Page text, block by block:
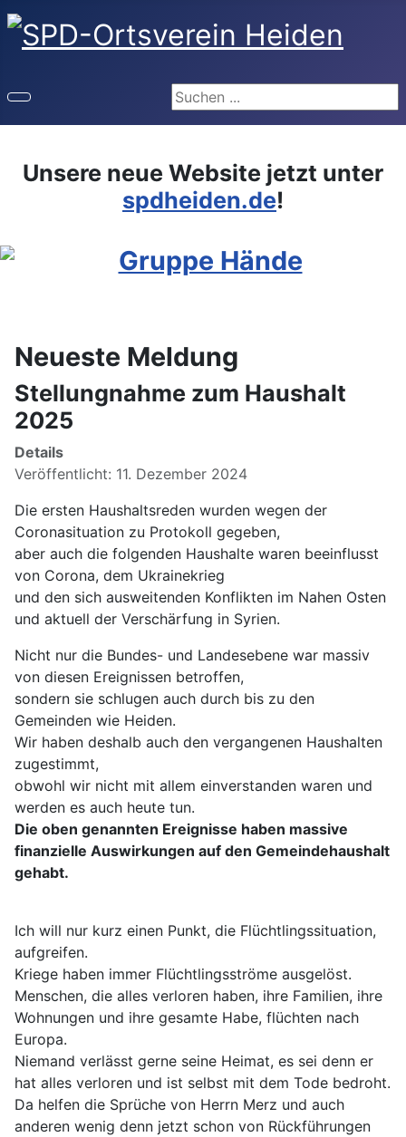
Suchen
Unsere neue Website jetzt unter
spdheiden.de!
Neueste Meldung
Stellungnahme zum Haushalt
2025
Details
Veröffentlicht: 11. Dezember 2024
Die ersten Haushaltsreden wurden wegen der
Coronasituation zu Protokoll gegeben,
aber auch die folgenden Haushalte waren beeinflusst
von Corona, dem Ukrainekrieg
und den sich ausweitenden Konflikten im Nahen Osten
und aktuell der Verschärfung in Syrien.
Nicht nur die Bundes- und Landesebene war massiv
von diesen Ereignissen betroffen,
sondern sie schlugen auch durch bis zu den
Gemeinden wie Heiden.
Wir haben deshalb auch den vergangenen Haushalten
zugestimmt,
obwohl wir nicht mit allem einverstanden waren und
werden es auch heute tun.
Die oben genannten Ereignisse haben massive
finanzielle Auswirkungen auf den Gemeindehaushalt
gehabt.
Ich will nur kurz einen Punkt, die Flüchtlingssituation,
aufgreifen.
Kriege haben immer Flüchtlingsströme ausgelöst.
Menschen, die alles verloren haben, ihre Familien, ihre
Wohnungen und ihre gesamte Habe, flüchten nach
Europa.
Niemand verlässt gerne seine Heimat, es sei denn er
hat alles verloren und ist selbst mit dem Tode bedroht.
Da helfen die Sprüche von Herrn Merz und auch
anderen wenig denn jetzt schon von Rückführungen